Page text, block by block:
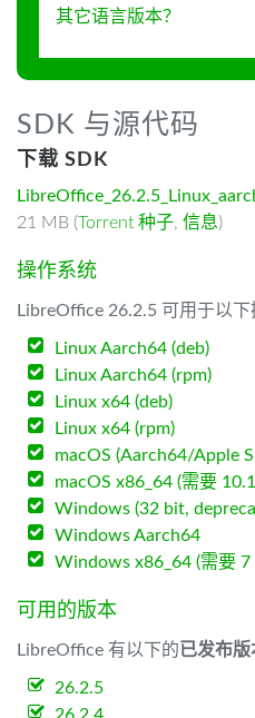
其它语言版本？
SDK 与源代码
下载 SDK
21 MB (Torrent 种子, 信息)
操作系统
LibreOffice 26.2.5 可用于以
Linux Aarch64 (deb)
Linux Aarch64 (rpm)
Linux x64 (deb)
Linux x64 (rpm)
macOS (Aarch64/Apple
macOS x86_64 (需要
Windows (32 bit,
Windows Aarch64
Windows x86_64 (需要 7
可用的版本
LibreOffice 有以下的已发布版
26.2.5